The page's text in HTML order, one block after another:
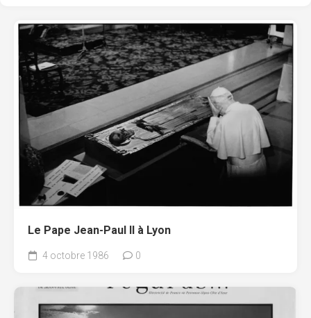
Le Pape Jean-Paul II à Lyon
4 octobre 1986 0